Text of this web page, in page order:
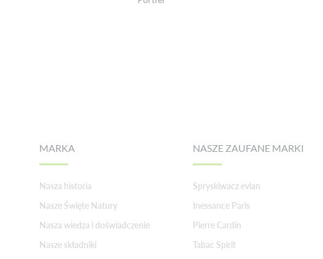
MARKA
Nasza historia
Nasze Święte Natury
Nasza wiedza i doświadczenie
Nasze składniki
NASZE ZAUFANE MARKI
Spryskiwacz evian
Inessance Paris
Pierre Cardin
Tabac Spirit